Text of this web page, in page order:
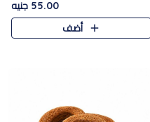
55.00 جنيه
أضف